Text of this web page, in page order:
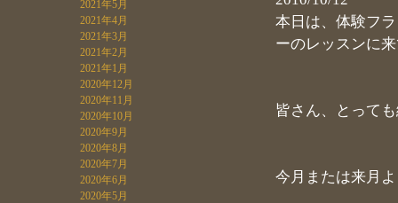
本日は、体験フ
ーのレッスンに
皆さん、とって
今月または来月
2021年5月
2021年4月
2021年3月
2021年2月
2021年1月
2020年12月
2020年11月
2020年10月
2020年9月
2020年8月
2020年7月
2020年6月
2020年5月